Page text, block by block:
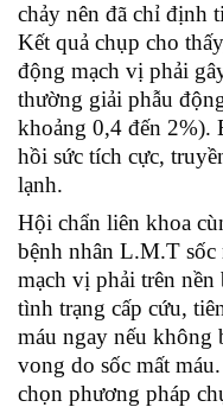
chảy nên đã chỉ định
Kết quả chụp cho
động mạch vị phải
thường giải phẫu
khoảng 0,4 đến 2%).
hồi sức tích cực,
lạnh.
Hội chẩn liên khoa
bệnh nhân L.M.T
mạch vị phải trên
tình trạng cấp cứu,
máu ngay nếu không
vong do sốc mất
chọn phương pháp